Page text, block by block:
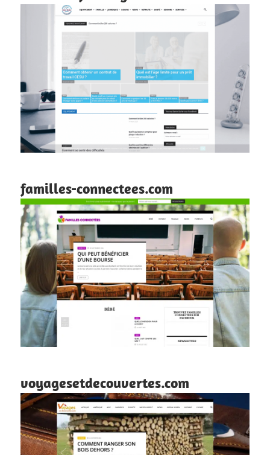
familles-connectees.com
voyagesetdecouvertes.com